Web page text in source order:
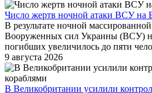
Число жертв ночной атаки ВСУ на
В результате ночной
Вооруженных сил Украины (ВСУ)
погибших увеличилось до пяти
9 августа 2026
В Великобритании усилили